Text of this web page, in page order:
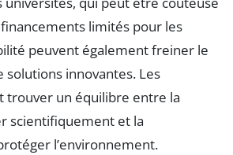
limités pour les
peuvent également freiner le
innovantes. Les
trouver un équilibre entre la
scientifiquement et la
l’environnement.